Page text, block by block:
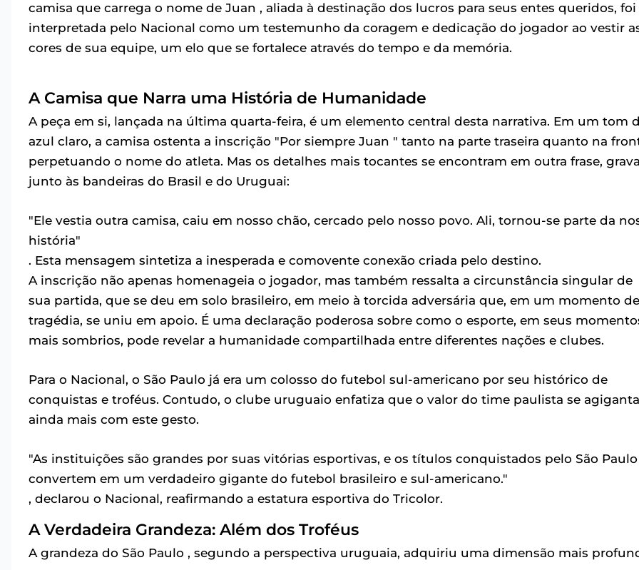
camisa que carrega o nome de Juan , aliada à destinação dos lucros para seus entes queridos, foi
interpretada pelo Nacional como um testemunho da coragem e dedicação do jogador ao vestir
cores de sua equipe, um elo que se fortalece através do tempo e da memória.
A Camisa que Narra uma História de Humanidade
A peça em si, lançada na última quarta-feira, é um elemento central desta narrativa. Em um tom
azul claro, a camisa ostenta a inscrição "Por siempre Juan " tanto na parte traseira quanto na
perpetuando o nome do atleta. Mas os detalhes mais tocantes se encontram em outra frase,
junto às bandeiras do Brasil e do Uruguai:
"Ele vestia outra camisa, caiu em nosso chão, cercado pelo nosso povo. Ali, tornou-se parte da
história"
. Esta mensagem sintetiza a inesperada e comovente conexão criada pelo destino.
A inscrição não apenas homenageia o jogador, mas também ressalta a circunstância singular de
sua partida, que se deu em solo brasileiro, em meio à torcida adversária que, em um momento de
tragédia, se uniu em apoio. É uma declaração poderosa sobre como o esporte, em seus
mais sombrios, pode revelar a humanidade compartilhada entre diferentes nações e clubes.
Para o Nacional, o São Paulo já era um colosso do futebol sul-americano por seu histórico de
conquistas e troféus. Contudo, o clube uruguaio enfatiza que o valor do time paulista se agiganta
ainda mais com este gesto.
"As instituições são grandes por suas vitórias esportivas, e os títulos conquistados pelo São
convertem em um verdadeiro gigante do futebol brasileiro e sul-americano."
, declarou o Nacional, reafirmando a estatura esportiva do Tricolor.
A Verdadeira Grandeza: Além dos Troféus
A grandeza do São Paulo , segundo a perspectiva uruguaia, adquiriu uma dimensão mais